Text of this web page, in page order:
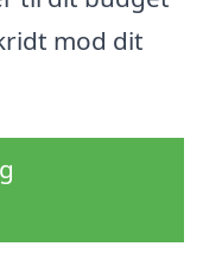
mod dit